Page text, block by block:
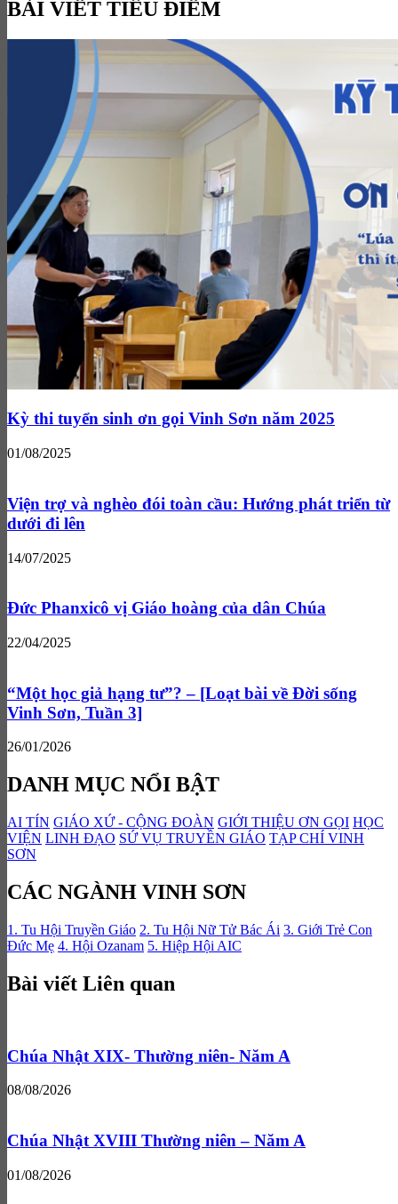
BÀI VIẾT TIÊU ĐIỂM
Kỳ thi tuyển sinh ơn gọi Vinh Sơn năm 2025
01/08/2025
Viện trợ và nghèo đói toàn cầu: Hướng phát triển từ
dưới đi lên
14/07/2025
Đức Phanxicô vị Giáo hoàng của dân Chúa
22/04/2025
“Một học giả hạng tư”? – [Loạt bài về Đời sống
Vinh Sơn, Tuần 3]
26/01/2026
DANH MỤC NỔI BẬT
AI TÍN GIÁO XỨ - CỘNG ĐOÀN GIỚI THIỆU ƠN GỌI HỌC
VIỆN LINH ĐẠO SỨ VỤ TRUYỀN GIÁO TẠP CHÍ VINH
SƠN
CÁC NGÀNH VINH SƠN
1. Tu Hội Truyền Giáo 2. Tu Hội Nữ Tử Bác Ái 3. Giới Trẻ Con
Đức Mẹ 4. Hội Ozanam 5. Hiệp Hội AIC
Bài viết Liên quan
Chúa Nhật XIX- Thường niên- Năm A
08/08/2026
Chúa Nhật XVIII Thường niên – Năm A
01/08/2026